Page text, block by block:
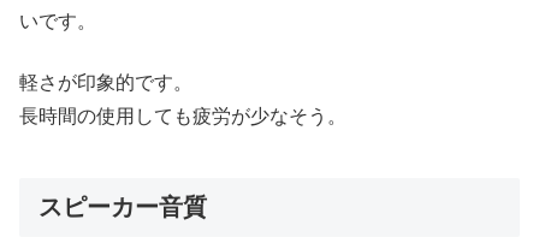
いです。
軽さが印象的です。
長時間の使用しても疲労が少なそう。
スピーカー音質